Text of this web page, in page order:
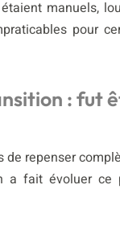
manuels,
pour
: fut
de repenser
a fait évoluer